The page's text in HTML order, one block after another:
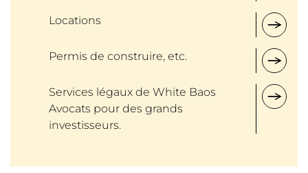
Locations
Permis de construire, etc.
Services légaux de White Baos
Avocats pour des grands
investisseurs.